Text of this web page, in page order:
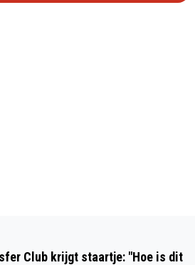
Club krijgt staartje: "Hoe is dit